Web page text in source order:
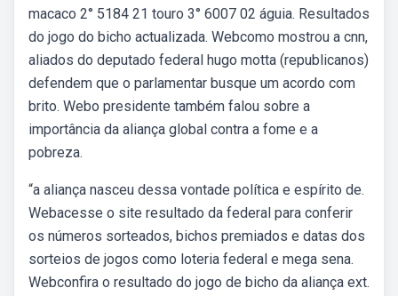
macaco 2° 5184 21 touro 3° 6007 02 águia. Resultados
do jogo do bicho actualizada. Webcomo mostrou a cnn,
aliados do deputado federal hugo motta (republicanos)
defendem que o parlamentar busque um acordo com
brito. Webo presidente também falou sobre a
importância da aliança global contra a fome e a
pobreza.
“a aliança nasceu dessa vontade política e espírito de.
Webacesse o site resultado da federal para conferir
os números sorteados, bichos premiados e datas dos
sorteios de jogos como loteria federal e mega sena.
Webconfira o resultado do jogo de bicho da aliança ext.